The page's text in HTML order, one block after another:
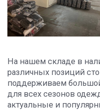
На нашем складе в
различных позиций
поддерживаем
для всех сезонов
актуальные и